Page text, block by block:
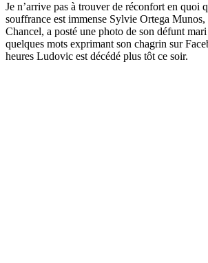
Je n’arrive pas à trouver de réconfort en quoi
souffrance est immense Sylvie Ortega
Chancel, a posté une photo de son défunt
quelques mots exprimant son chagrin sur
heures Ludovic est décédé plus tôt ce soir.